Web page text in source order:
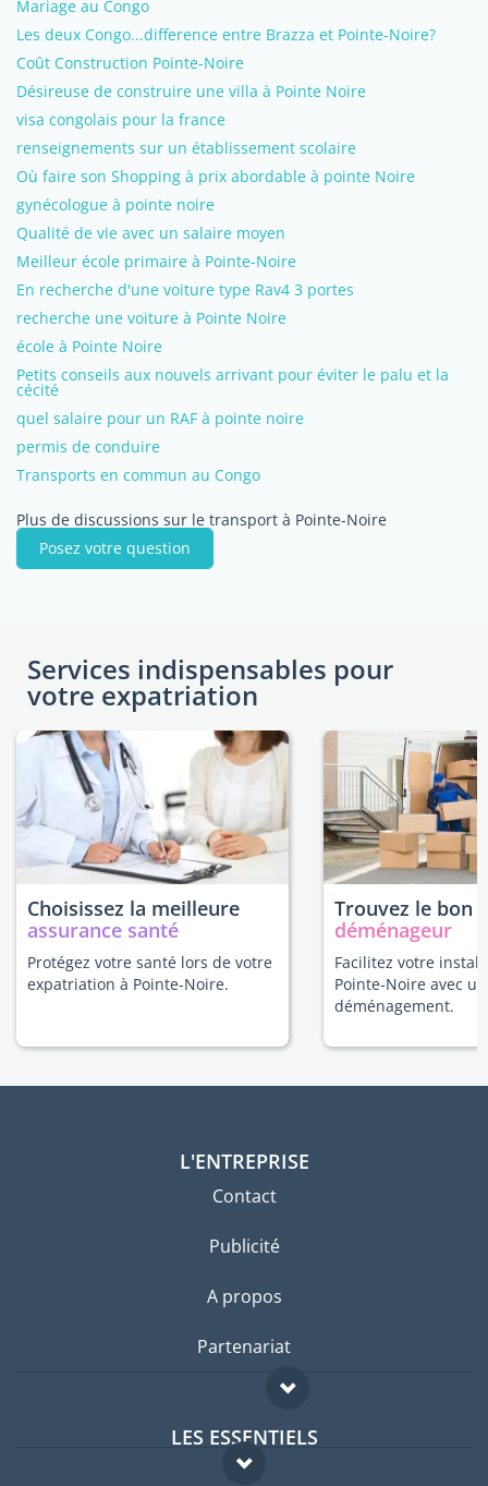
Mariage au Congo
Les deux Congo...difference entre Brazza et Pointe-Noire?
Coût Construction Pointe-Noire
Désireuse de construire une villa à Pointe Noire
visa congolais pour la france
renseignements sur un établissement scolaire
Où faire son Shopping à prix abordable à pointe Noire
gynécologue à pointe noire
Qualité de vie avec un salaire moyen
Meilleur école primaire à Pointe-Noire
En recherche d'une voiture type Rav4 3 portes
recherche une voiture à Pointe Noire
école à Pointe Noire
Petits conseils aux nouvels arrivant pour éviter le palu et la
cécité
quel salaire pour un RAF à pointe noire
permis de conduire
Transports en commun au Congo
Plus de discussions sur le transport à Pointe-Noire
Posez votre question
Services indispensables pour
votre expatriation
Choisissez la meilleure
assurance santé
Protégez votre santé lors de votre
expatriation à Pointe-Noire.
Trouvez le bon
déménageur
Facilitez votre
Pointe-Noire avec
déménagement.
L'ENTREPRISE
Contact
Publicité
A propos
Partenariat
LES ESSENTIELS
Forum expatriés